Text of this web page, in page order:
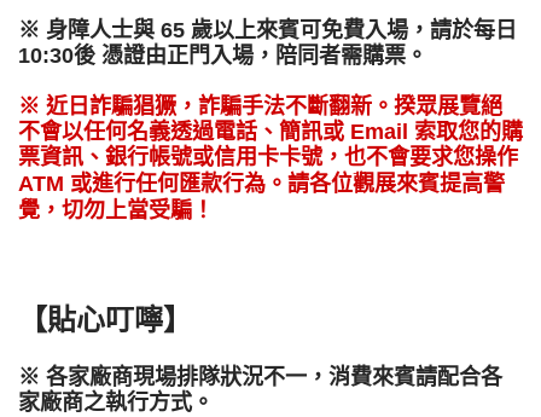
※ 身障人士與 65 歲以上來賓可免費入場，請於每日
10:30後 憑證由正門入場，陪同者需購票。
※ 近日詐騙猖獗，詐騙手法不斷翻新。 揆眾展覽絕
不會以任何名義透過電話、簡訊或 Email 索取您的購
票資訊、 銀行帳號或信用卡卡號，也不會要求您操作
ATM 或進行任何匯款行為。請各位觀展來賓提高警
覺，切勿上當受騙！
【貼心叮嚀】
※ 各家廠商現場排隊狀況不一，消費來賓請配合各
家廠商之執行方式。